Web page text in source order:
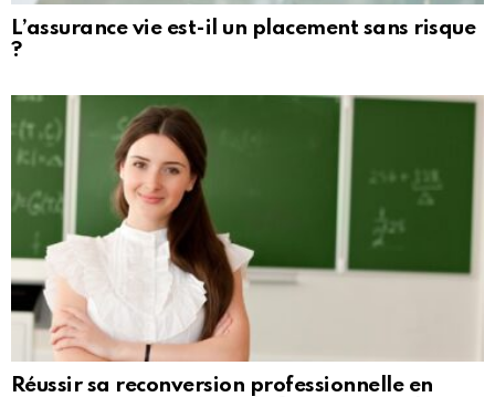
L’assurance vie est-il un placement sans risque
?
Réussir sa reconversion professionnelle en